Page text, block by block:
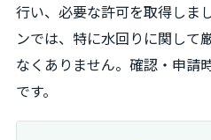
行い、必要な許可を取得しま
ンでは、特に水回りに関して
なくありません。確認・申請
です。